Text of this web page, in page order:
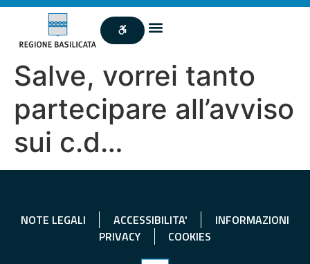
Salve, vorrei tanto
partecipare all’avviso
sui c.d…
NOTE LEGALI ACCESSIBILITA'
INFORMAZIONI
PRIVACY
COOKIES